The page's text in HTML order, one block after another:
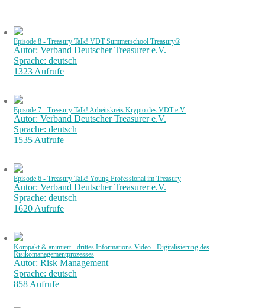
Episode 8 - Treasury Talk! VDT Summerschool Treasury®
Autor: Verband Deutscher Treasurer e.V.
Sprache: deutsch
1323 Aufrufe
Episode 7 - Treasury Talk! Arbeitskreis Krypto des VDT e.V.
Autor: Verband Deutscher Treasurer e.V.
Sprache: deutsch
1535 Aufrufe
Episode 6 - Treasury Talk! Young Professional im Treasury
Autor: Verband Deutscher Treasurer e.V.
Sprache: deutsch
1620 Aufrufe
Kompakt & animiert - drittes Informations-Video - Digitalisierung des
Risikomanagementprozesses
Autor: Risk Management
Sprache: deutsch
858 Aufrufe